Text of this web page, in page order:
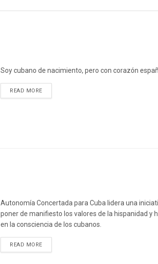
Soy cubano de nacimiento, pero con corazón
READ MOREDETAILS
Autonomía Concertada para Cuba lidera una
poner de manifiesto los valores de la hispanidad y
en la consciencia de los cubanos.
READ MOREDETAILS